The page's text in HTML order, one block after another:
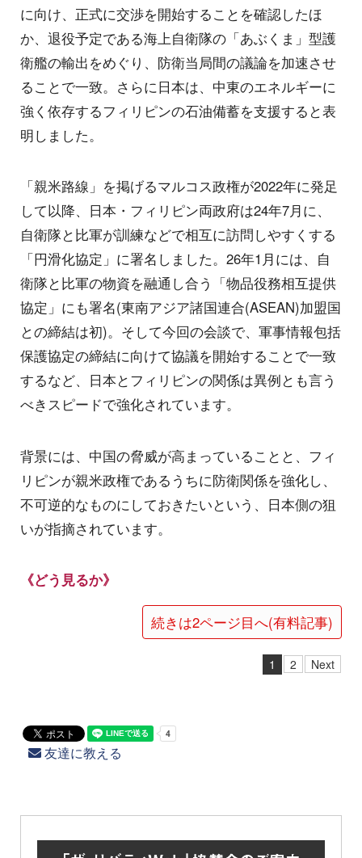
に向け、正式に交渉を開始することを確認したほ
か、退役予定である海上自衛隊の「あぶくま」型護
衛艦の輸出をめぐり、防衛当局間の議論を加速させ
ることで一致。さらに日本は、中東のエネルギーに
強く依存するフィリピンの石油備蓄を支援すると表
明しました。
「親米路線」を掲げるマルコス政権が2022年に発足
して以降、日本・フィリピン両政府は24年7月に、
自衛隊と比軍が訓練などで相互に訪問しやすくする
「円滑化協定」に署名しました。26年1月には、自
衛隊と比軍の物資を融通し合う「物品役務相互提供
協定」にも署名(東南アジア諸国連合(ASEAN)加盟国
との締結は初)。そして今回の会談で、軍事情報包括
保護協定の締結に向けて協議を開始することで一致
するなど、日本とフィリピンの関係は異例とも言う
べきスピードで強化されています。
背景には、中国の脅威が高まっていることと、フィ
リピンが親米政権であるうちに防衛関係を強化し、
不可逆的なものにしておきたいという、日本側の狙
いが指摘されています。
《どう見るか》
続きは2ページ目へ(有料記事)
1 2 Next
友達に教える